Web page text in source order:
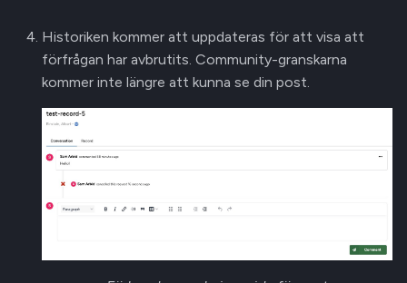
Historiken kommer att uppdateras för att visa att
förfrågan har avbrutits. Community-granskarna
kommer inte längre att kunna se din post.